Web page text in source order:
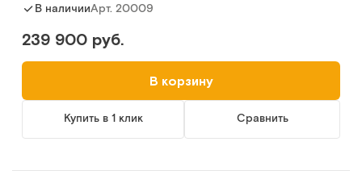
В наличииАрт. 20009
239 900 руб.
В корзину
Купить в 1 клик Сравнить